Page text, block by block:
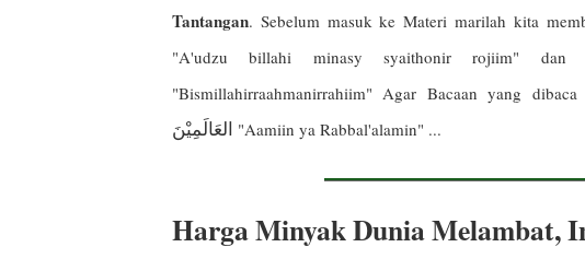
Tantangan. Sebelum masuk ke Materi marilah kita
"A'udzu billahi minasy syaithonir rojiim" dan
"Bismillahirraahmanirrahiim" Agar Bacaan yang
العَالَمِيْنَ "Aamiin ya Rabbal'alamin" ...
Harga Minyak Dunia Melambat,